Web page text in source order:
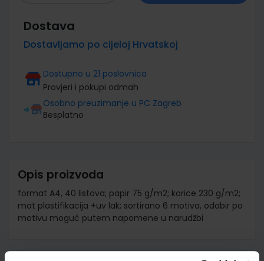
Dostava
Dostavljamo po cijeloj Hrvatskoj
Dostupno u 21 poslovnica
Provjeri i pokupi odmah
Osobno preuzimanje u PC Zagreb
Besplatno
Opis proizvoda
format A4, 40 listova; papir 75 g/m2; korice 230 g/m2;
mat plastifikacija +uv lak; sortirano 6 motiva, odabir po
motivu moguć putem napomene u narudžbi